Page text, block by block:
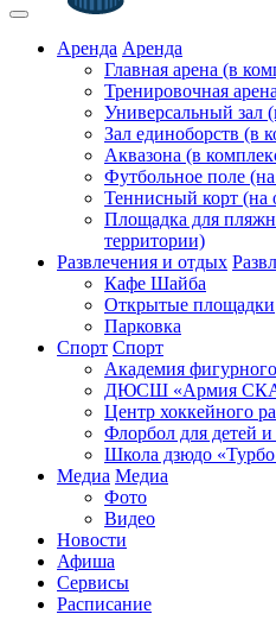
Аренда Аренда
Главная арена (в
Тренировочная
Универсальный зал
Зал единоборств (в
Аквазона (в
Футбольное поле
Теннисный корт (на
Площадка для
территории)
Развлечения и отдых
Кафе Шайба
Открытые площадки
Парковка
Спорт Спорт
Академия
ДЮСШ «Армия
Центр хоккейного
Флорбол для детей
Школа дзюдо
Медиа Медиа
Фото
Видео
Новости
Афиша
Сервисы
Расписание